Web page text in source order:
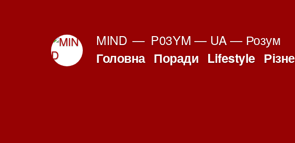
MIND P03YM — UA — Розум
Головна Поради Lifestyle Різне